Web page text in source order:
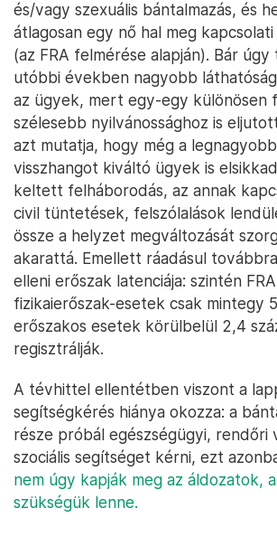
és/vagy szexuális bántalmazás, és
átlagosan egy nő hal meg
(az FRA felmérése alapján). Bár
utóbbi években nagyobb
az ügyek, mert egy-egy különösen
szélesebb nyilvánossághoz is
azt mutatja, hogy még a
visszhangot kiváltó ügyek is
keltett felháborodás, az annak
civil tüntetések, felszólalások
össze a helyzet megváltozását
akarattá. Emellett ráadásul
elleni erőszak latenciája: szintén
fizikaierőszak-esetek csak mintegy
erőszakos esetek körülbelül 2,4
regisztrálják.
A tévhittel ellentétben viszont a
segítségkérés hiánya okozza: a
része próbál egészségügyi, rendőri
szociális segítséget kérni, ezt
nem úgy kapják meg az áldozatok,
szükségük lenne.